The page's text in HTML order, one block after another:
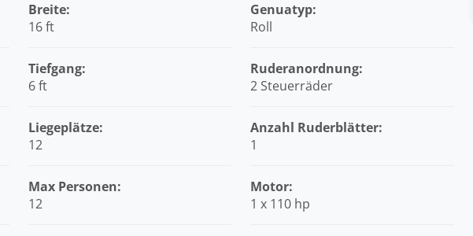
Breite:
16 ft
Tiefgang:
6 ft
Liegeplätze:
12
Max Personen:
12
Genuatyp:
Roll
Ruderanordnung:
2 Steuerräder
Anzahl Ruderblätter:
1
Motor:
1 x 110 hp